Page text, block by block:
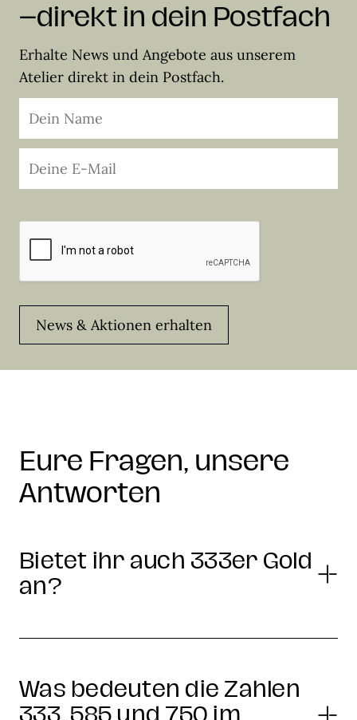
–direkt in dein Postfach
Erhalte News und Angebote aus unserem
Atelier direkt in dein Postfach.
News & Aktionen erhalten
Eure Fragen, unsere
Antworten
Bietet ihr auch 333er Gold
an?
Was bedeuten die Zahlen
333, 585 und 750 im